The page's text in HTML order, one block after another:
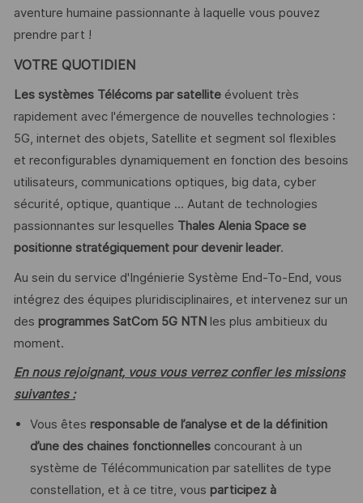
aventure humaine passionnante à laquelle vous pouvez
prendre part !
VOTRE QUOTIDIEN
Les systèmes Télécoms par satelliteévoluent très
rapidement avec l'émergence de nouvelles technologies :
5G, internet des objets, Satellite et segment sol flexibles
et reconfigurables dynamiquement en fonction des besoins
utilisateurs, communications optiques, big data, cyber
sécurité, optique, quantique ... Autant de technologies
passionnantes sur lesquelles Thales Alenia Space se
positionne stratégiquement pour devenir leader.
Au sein du service d'Ingénierie Système End-To-End, vous
intégrez des équipes pluridisciplinaires, et intervenez sur un
des programmes SatCom 5G NTNles plus ambitieux du
moment.
En nous rejoignant, vous vous verrez confier les missions
suivantes :
Vous êtes responsable de l’analyse et de la définition
d’une des chaines fonctionnellesconcourant à un
système de Télécommunication par satellites de type
constellation, et à ce titre, vous participez à